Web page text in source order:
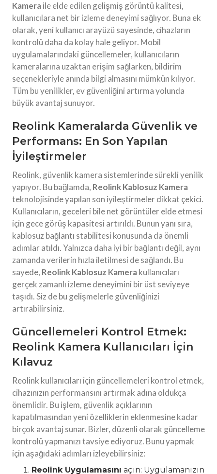
Kameraile elde edilen gelişmiş görüntü kalitesi,
kullanıcılara net bir izleme deneyimi sağlıyor. Buna ek
olarak, yeni kullanıcı arayüzü sayesinde, cihazların
kontrolü daha da kolay hale geliyor. Mobil
uygulamalarındaki güncellemeler, kullanıcıların
kameralarına uzaktan erişim sağlarken, bildirim
seçenekleriyle anında bilgi almasını mümkün kılıyor.
Tüm bu yenilikler, ev güvenliğini artırma yolunda
büyük avantaj sunuyor.
Reolink Kameralarda Güvenlik ve
Performans: En Son Yapılan
İyileştirmeler
Reolink, güvenlik kamera sistemlerinde sürekli yenilik
yapıyor. Bu bağlamda, Reolink Kablosuz Kamera
teknolojisinde yapılan son iyileştirmeler dikkat çekici.
Kullanıcıların, geceleri bile net görüntüler elde etmesi
için gece görüş kapasitesi artırıldı. Bunun yanı sıra,
kablosuz bağlantı stabilitesi konusunda da önemli
adımlar atıldı. Yalnızca daha iyi bir bağlantı değil, aynı
zamanda verilerin hızla iletilmesi de sağlandı. Bu
sayede, Reolink Kablosuz Kamerakullanıcıları
gerçek zamanlı izleme deneyimini bir üst seviyeye
taşıdı. Siz de bu gelişmelerle güvenliğinizi
artırabilirsiniz.
Güncellemeleri Kontrol Etmek:
Reolink Kamera Kullanıcıları İçin
Kılavuz
Reolink kullanıcıları için güncellemeleri kontrol etmek,
cihazınızın performansını artırmak adına oldukça
önemlidir. Bu işlem, güvenlik açıklarının
kapatılmasından yeni özelliklerin eklenmesine kadar
birçok avantaj sunar. Bizler, düzenli olarak güncelleme
kontrolü yapmanızı tavsiye ediyoruz. Bunu yapmak
için aşağıdaki adımları izleyebilirsiniz:
Reolink Uygulamasını açın: Uygulamanızın